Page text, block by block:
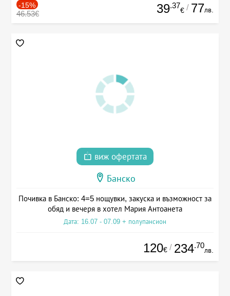
-15%
46.53€ 39.37
€ / 77лв.
виж офертата
Банско
Почивка в Банско: 4=5 нощувки, закуска и възможност за
обяд и вечеря в хотел Мария Антоанета
Дата: 16.07 - 07.09 + полупансион
120€ / 234.70
лв.